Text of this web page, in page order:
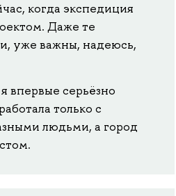
когда экспедиция
Даже те
уже важны, надеюсь,
впервые серьёзно
только с
людьми, а город